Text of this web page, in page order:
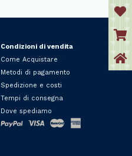
Condizioni di vendita
Come Acquistare
Metodi di pagamento
Spedizione e costi
Tempi di consegna
Dove spediamo